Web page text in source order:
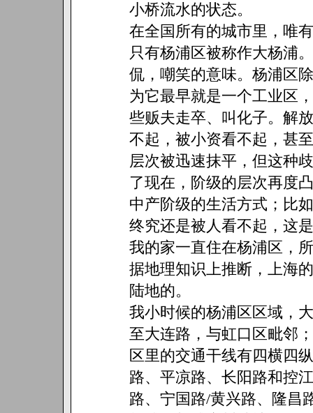
小桥流水的状态。
在全国所有的城市里，唯
只有杨浦区被称作大杨浦
侃，嘲笑的意味。杨浦区
为它最早就是一个工业区
些贩夫走卒、叫化子。解
不起，被小资看不起，甚
层次被迅速抹平，但这种
了现在，阶级的层次再度
中产阶级的生活方式；比
终究还是被人看不起，这
我的家一直住在杨浦区，
据地理知识上推断，上海
陆地的。
我小时候的杨浦区区域，
至大连路，与虹口区毗邻
区里的交通干线有四横四
路、平凉路、长阳路和控
路、宁国路/黄兴路、隆昌